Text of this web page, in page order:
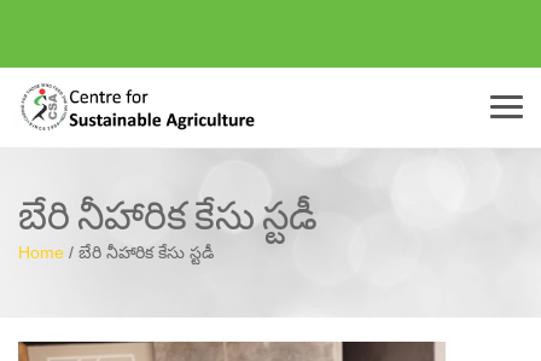
Menu
బేరి నీహారిక కేసు స్టడీ
Home / బేరి నీహారిక కేసు స్టడీ